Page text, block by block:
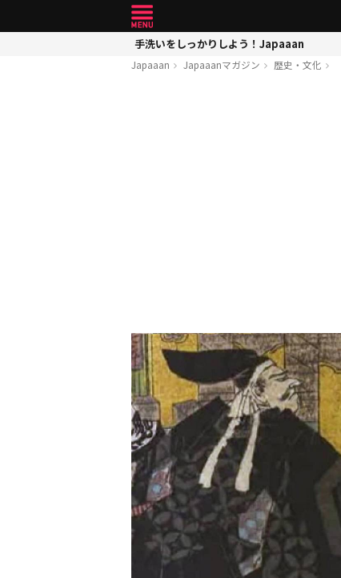
手洗いをしっかりしよう！Japaaan
Japaaan Japaaanマガジン 歴史・文化